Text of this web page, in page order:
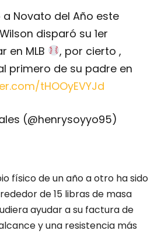
a Novato del Año este
disparó su 1er
en MLB
, por cierto ,
primero de su padre en
tHOOyEVYJd
(@henrysoyyo95)
físico de un año a otro ha sido
de 15 libras de masa
ayudar a su factura de
y una resistencia más